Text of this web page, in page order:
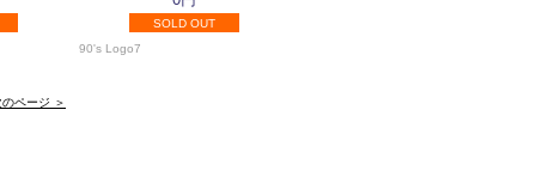
SOLD OUT
90's Logo7
のページ ＞